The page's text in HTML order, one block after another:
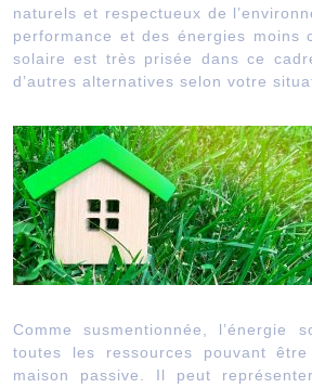
naturels et respectueux de
performance et des énergies moins
solaire est très prisée dans ce
d’autres alternatives selon votre
Comme susmentionnée, l’énergie
toutes les ressources pouvant
maison passive. Il peut